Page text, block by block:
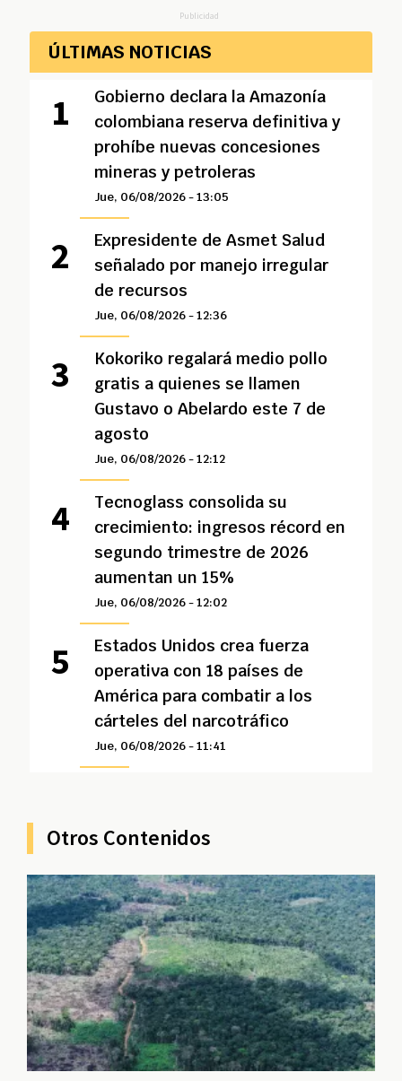
Publicidad
ÚLTIMAS NOTICIAS
Gobierno declara la Amazonía
colombiana reserva definitiva y
prohíbe nuevas concesiones
mineras y petroleras
Jue, 06/08/2026 - 13:05
Expresidente de Asmet Salud
señalado por manejo irregular
de recursos
Jue, 06/08/2026 - 12:36
Kokoriko regalará medio pollo
gratis a quienes se llamen
Gustavo o Abelardo este 7 de
agosto
Jue, 06/08/2026 - 12:12
Tecnoglass consolida su
crecimiento: ingresos récord en
segundo trimestre de 2026
aumentan un 15%
Jue, 06/08/2026 - 12:02
Estados Unidos crea fuerza
operativa con 18 países de
América para combatir a los
cárteles del narcotráfico
Jue, 06/08/2026 - 11:41
Otros Contenidos